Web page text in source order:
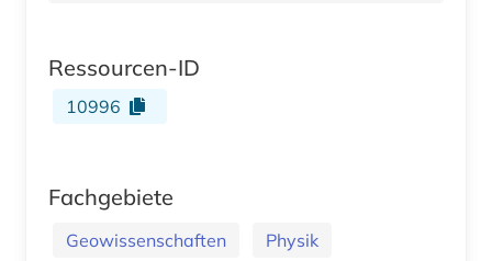
Ressourcen-ID
10996
Fachgebiete
Geowissenschaften Physik